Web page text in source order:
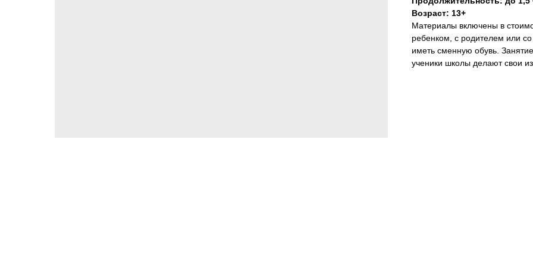
Возраст: 13+
Материалы включены в
ребенком, с родителем или
иметь сменную обувь.
ученики школы делают свои